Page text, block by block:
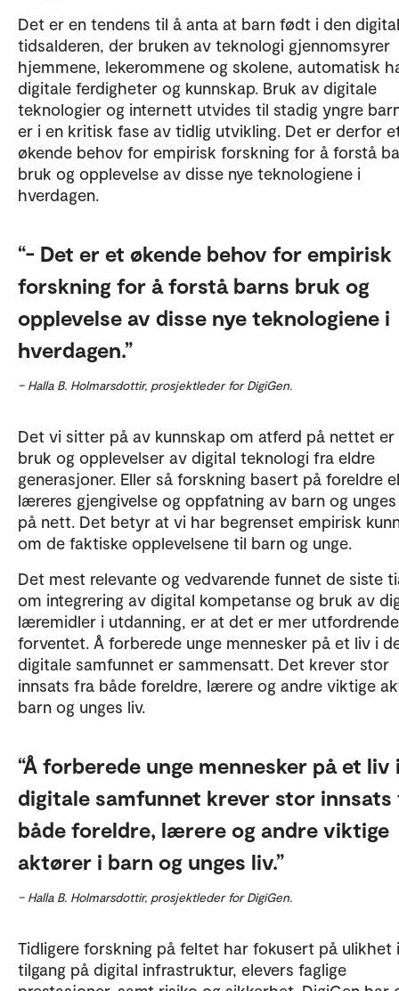
Det er en tendens til å anta at barn født i den
tidsalderen, der bruken av teknologi gjennomsyrer
hjemmene, lekerommene og skolene, automatisk
digitale ferdigheter og kunnskap. Bruk av digitale
teknologier og internett utvides til stadig yngre
er i en kritisk fase av tidlig utvikling. Det er derfor
økende behov for empirisk forskning for å forstå
bruk og opplevelse av disse nye teknologiene i
hverdagen.
- Det er et økende behov for empirisk
forskning for å forstå barns bruk og
opplevelse av disse nye teknologiene i
hverdagen.
– Halla B. Holmarsdottir, prosjektleder for DigiGen.
Det vi sitter på av kunnskap om atferd på nettet
bruk og opplevelser av digital teknologi fra eldre
generasjoner. Eller så forskning basert på foreldre
læreres gjengivelse og oppfatning av barn og
på nett. Det betyr at vi har begrenset empirisk
om de faktiske opplevelsene til barn og unge.
Det mest relevante og vedvarende funnet de siste
om integrering av digital kompetanse og bruk av
læremidler i utdanning, er at det er mer
forventet. Å forberede unge mennesker på et liv i
digitale samfunnet er sammensatt. Det krever stor
innsats fra både foreldre, lærere og andre viktige
barn og unges liv.
Å forberede unge mennesker på et liv
digitale samfunnet krever stor innsats
både foreldre, lærere og andre viktige
aktører i barn og unges liv.
– Halla B. Holmarsdottir, prosjektleder for DigiGen.
Tidligere forskning på feltet har fokusert på ulikhet i
tilgang på digital infrastruktur, elevers faglige